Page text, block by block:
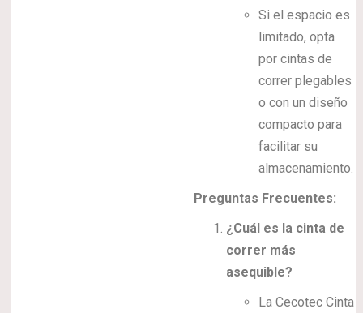
Si el espacio es
limitado, opta
por cintas de
correr plegables
o con un diseño
compacto para
facilitar su
almacenamiento.
Preguntas Frecuentes:
¿Cuál es la cinta de
correr más
asequible?
La Cecotec Cinta